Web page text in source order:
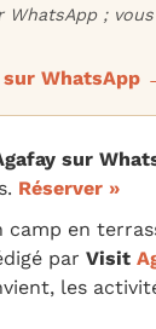
;
WhatsApp
sur
Réserver »
camp en
par Visit
les